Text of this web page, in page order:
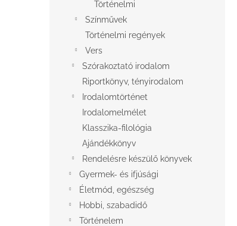
Történelmi
Színművek
Történelmi regények
Vers
Szórakoztató irodalom
Riportkönyv, tényirodalom
Irodalomtörténet
Irodalomelmélet
Klasszika-filológia
Ajándékkönyv
Rendelésre készülő könyvek
Gyermek- és ifjúsági
Életmód, egészség
Hobbi, szabadidő
Történelem